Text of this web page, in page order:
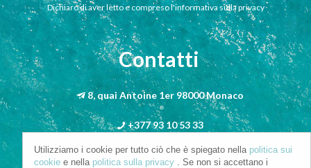
Dichiaro di aver letto e compreso l'informativa sulla privacy
Contatti
8, quai Antoine 1er 98000 Monaco
+377 93 10 53 33
info@riva-mbs.com
Utilizziamo i cookie per tutto ciò che è spiegato nella politica sui
cookie e nella politica sulla privacy . Se non si accettano i